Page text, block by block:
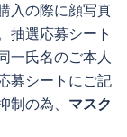
入の際に顔写真
抽選応募シート
一氏名のご本人
募シートにご記
の為、 マスク